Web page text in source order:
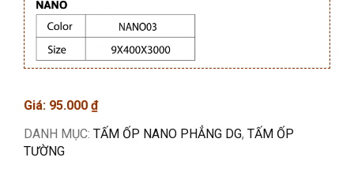
Giá: 95.000 ₫
DANH MỤC: TẤM ỐP NANO PHẲNG DG, TẤM ỐP
TƯỜNG